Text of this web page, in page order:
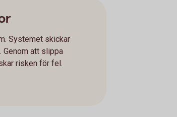
Systemet skickar
att slippa
risken för fel.